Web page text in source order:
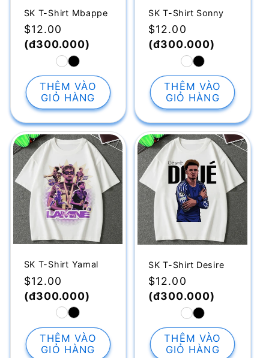
SK T-Shirt Mbappe
Giá
thông
thường
$12.00
(đ300.000)
THÊM VÀO
GIỎ HÀNG
SK T-Shirt Sonny
Giá
thông
thường
$12.00
(đ300.000)
THÊM VÀO
GIỎ HÀNG
SK T-Shirt Yamal
Giá
thông
thường
$12.00
(đ300.000)
THÊM VÀO
GIỎ HÀNG
SK T-Shirt Desire
Giá
thông
thường
$12.00
(đ300.000)
THÊM VÀO
GIỎ HÀNG